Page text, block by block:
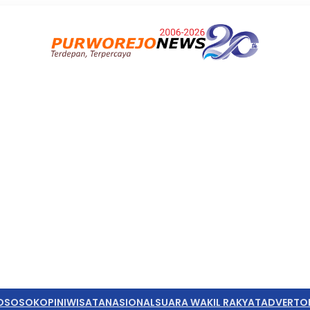
SOSOKOPINIWISATANASIONALSUARA WAKIL RAKYAT